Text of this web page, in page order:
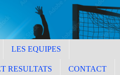
LES EQUIPES
RESULTATS CONTACT